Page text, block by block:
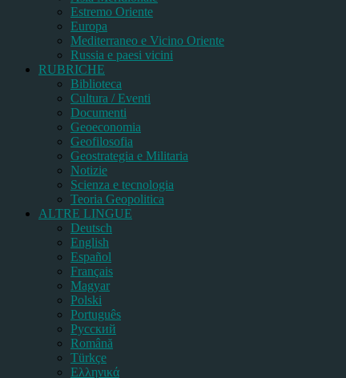
Estremo Oriente
Europa
Mediterraneo e Vicino Oriente
Russia e paesi vicini
RUBRICHE
Biblioteca
Cultura / Eventi
Documenti
Geoeconomia
Geofilosofia
Geostrategia e Militaria
Notizie
Scienza e tecnologia
Teoria Geopolitica
ALTRE LINGUE
Deutsch
English
Español
Français
Magyar
Polski
Português
Pусский
Română
Türkçe
Ελληνικά